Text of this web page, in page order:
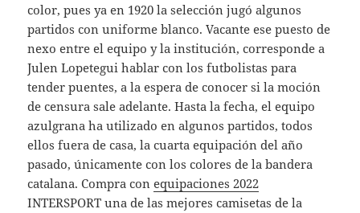
color, pues ya en 1920 la selección jugó algunos
partidos con uniforme blanco. Vacante ese puesto de
nexo entre el equipo y la institución, corresponde a
Julen Lopetegui hablar con los futbolistas para
tender puentes, a la espera de conocer si la moción
de censura sale adelante. Hasta la fecha, el equipo
azulgrana ha utilizado en algunos partidos, todos
ellos fuera de casa, la cuarta equipación del año
pasado, únicamente con los colores de la bandera
catalana. Compra conequipaciones 2022
INTERSPORT una de las mejores camisetas de la